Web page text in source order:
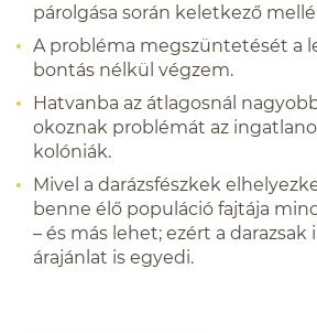
párolgása során keletkező
A probléma megszüntetését a
bontás nélkül végzem.
Hatvanba az átlagosnál
okoznak problémát az
kolóniák.
Mivel a darázsfészkek
benne élő populáció fajtája
– és más lehet; ezért a darazsak
árajánlat is egyedi.